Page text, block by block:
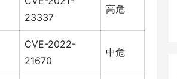
23337
高危
CVE-2022-
21670
中危